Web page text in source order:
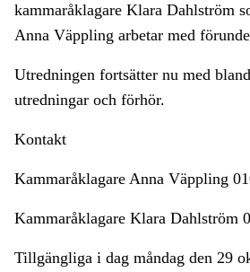
kammaråklagare Klara Dahlström
Anna Väppling arbetar med
Utredningen fortsätter nu med
utredningar och förhör.
Kontakt
Kammaråklagare Anna Väppling
Kammaråklagare Klara Dahlström
Tillgängliga i dag måndag den 29